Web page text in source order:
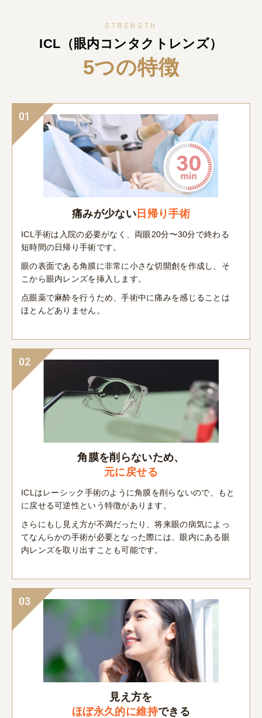
STRENGTH
ICL（眼内コンタクトレンズ）
5つの特徴
01
痛みが少ない 日帰り手術
ICL手術は入院の必要がなく、両眼20分〜30分で終わる
短時間の日帰り手術です。
眼の表面である角膜に非常に小さな切開創を作成し、そ
こから眼内レンズを挿入します。
点眼薬で麻酔を行うため、手術中に痛みを感じることは
ほとんどありません。
02
角膜を削らないため、
元に戻せる
ICLはレーシック手術のように角膜を削らないので、もと
に戻せる可逆性という特徴があります。
さらにもし見え方が不満だったり、将来眼の病気によっ
てなんらかの手術が必要となった際には、眼内にある眼
内レンズを取り出すことも可能です。
03
見え方を
ほぼ永久的に維持できる